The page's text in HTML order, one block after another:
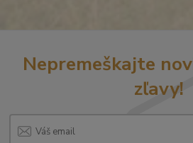
Nepremeškajte
zľavy!